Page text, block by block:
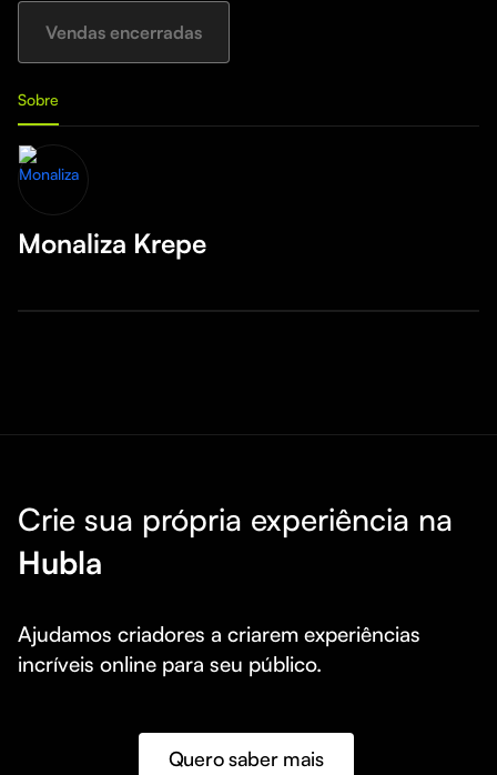
Vendas encerradas
Sobre
Monaliza Krepe
Crie sua própria experiência na
Hubla
Ajudamos criadores a criarem experiências
incríveis online para seu público.
Quero saber mais